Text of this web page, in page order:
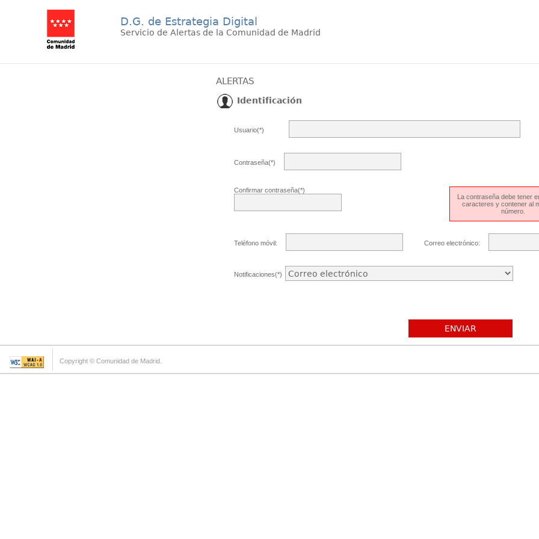
D.G. de Estrategia Digital
Servicio de Alertas de la Comunidad de Madrid
ALERTAS
Identificación
Usuario(*)
Contraseña(*)
Confirmar contraseña(*)
La contraseña debe tener
caracteres y contener al
número.
Teléfono móvil: Correo electrónico:
Notificaciones(*)
ENVIAR
Copyright © Comunidad de Madrid.